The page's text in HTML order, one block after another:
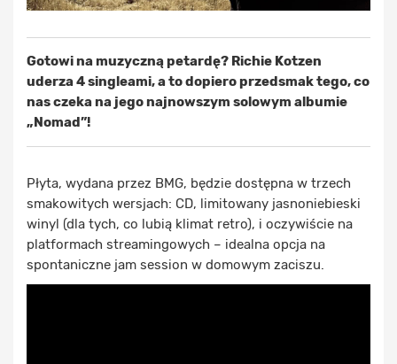
Gotowi na muzyczną petardę? Richie Kotzen
uderza 4 singleami, a to dopiero przedsmak tego, co
nas czeka na jego najnowszym solowym albumie
„Nomad”!
Płyta, wydana przez BMG, będzie dostępna w trzech
smakowitych wersjach: CD, limitowany jasnoniebieski
winyl (dla tych, co lubią klimat retro), i oczywiście na
platformach streamingowych – idealna opcja na
spontaniczne jam session w domowym zaciszu.